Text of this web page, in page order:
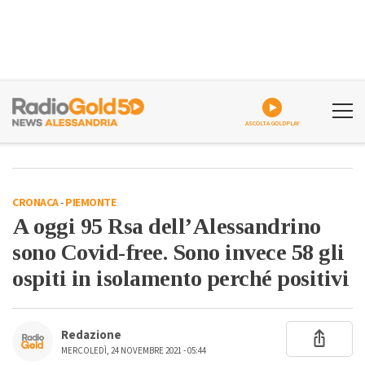
ASCOLTA GOLDPLAY
CRONACA-PIEMONTE
A oggi 95 Rsa dell’Alessandrino
sono Covid-free. Sono invece 58 gli
ospiti in isolamento perché positivi
Redazione
MERCOLEDÌ, 24 NOVEMBRE 2021 - 05:44